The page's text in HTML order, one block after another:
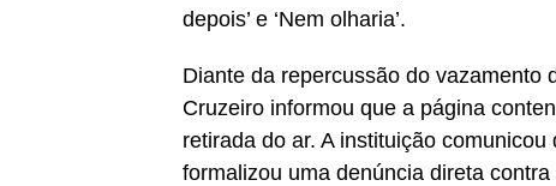
depois’ e ‘Nem olharia’.
Diante da repercussão do vazamento
Cruzeiro informou que a página
retirada do ar. A instituição
formalizou uma denúncia direta